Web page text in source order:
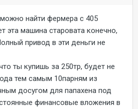
можно найти фермера с 405
эта машина старовата конечно,
привод в эти деньги не
ты купишь за 250тр, будет не
тем самым 10парням из
досугом для папахена под
финансовые вложения в